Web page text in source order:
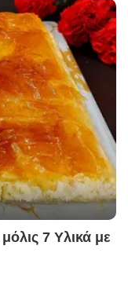
7 Υλικά με